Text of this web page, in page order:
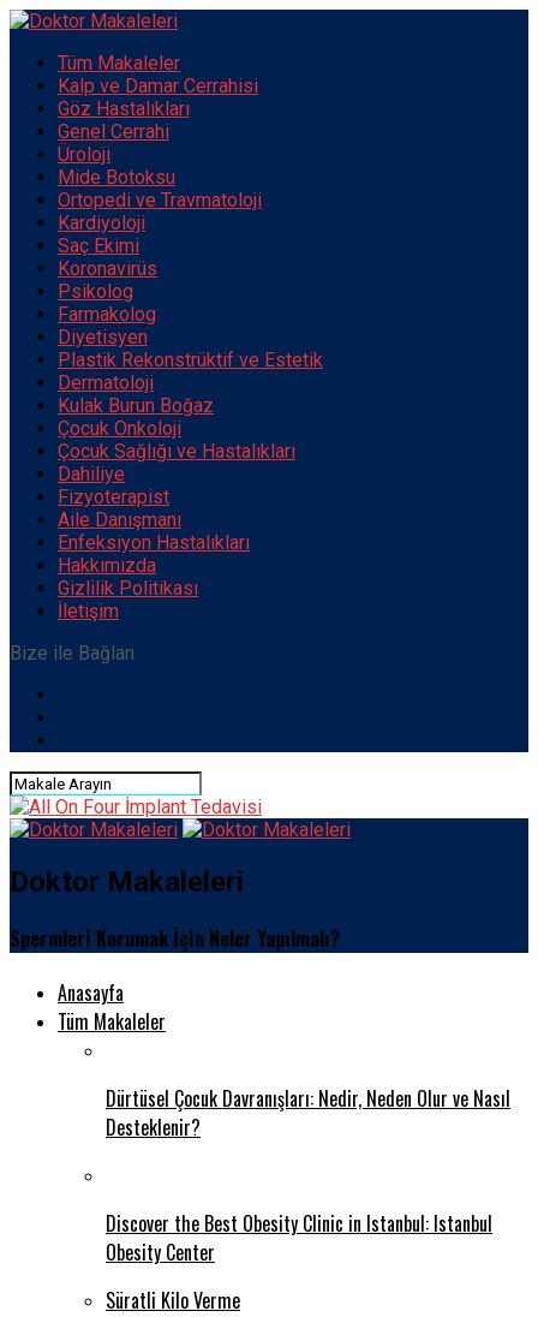
Tüm Makaleler
Kalp ve Damar Cerrahisi
Göz Hastalıkları
Genel Cerrahi
Üroloji
Mide Botoksu
Ortopedi ve Travmatoloji
Kardiyoloji
Saç Ekimi
Koronavirüs
Psikolog
Farmakolog
Diyetisyen
Plastik Rekonstrüktif ve Estetik
Dermatoloji
Kulak Burun Boğaz
Çocuk Onkoloji
Çocuk Sağlığı ve Hastalıkları
Dahiliye
Fizyoterapist
Aile Danışmanı
Enfeksiyon Hastalıkları
Hakkımızda
Gizlilik Politikası
İletişim
Bize ile Bağlan
Doktor Makaleleri
Spermleri Korumak İçin Neler Yapılmalı?
Anasayfa
Tüm Makaleler
Dürtüsel Çocuk Davranışları: Nedir, Neden Olur ve Nasıl
Desteklenir?
Discover the Best Obesity Clinic in Istanbul: Istanbul
Obesity Center
Süratli Kilo Verme